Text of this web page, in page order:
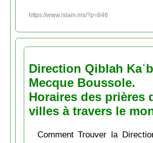
https://www.islam.ms/?p=846
Direction Qiblah
Mecque Boussole.
Horaires des prières
villes à travers le
Comment Trouver la